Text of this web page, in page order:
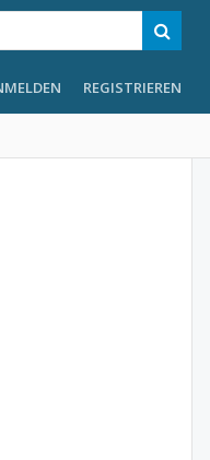
REGISTRIEREN